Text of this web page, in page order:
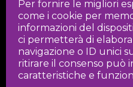
Per fornire le migliori
come i cookie per
informazioni del
ci permetterà di
navigazione o ID unici
ritirare il consenso può
caratteristiche e